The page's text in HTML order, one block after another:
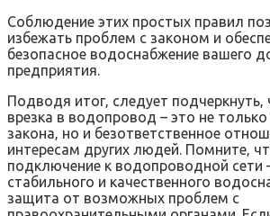
Соблюдение этих простых правил
избежать проблем с законом и
безопасное водоснабжение вашего
предприятия.
Подводя итог‚ следует подчеркнуть‚
врезка в водопровод – это не
закона‚ но и безответственное
интересам других людей. Помните‚
подключение к водопроводной сети
стабильного и качественного
защита от возможных проблем с